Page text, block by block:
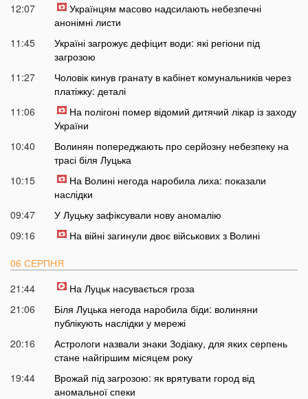
12:07
Українцям масово надсилають небезпечні
анонімні листи
11:45
Україні загрожує дефіцит води: які регіони під
загрозою
11:27
Чоловік кинув гранату в кабінет комунальників через
платіжку: деталі
11:06
На полігоні помер відомий дитячий лікар із заходу
України
10:40
Волинян попереджають про серйозну небезпеку на
трасі біля Луцька
10:15
На Волині негода наробила лиха: показали
наслідки
09:47
У Луцьку зафіксували нову аномалію
09:16
На війні загинули двоє військових з Волині
06 СЕРПНЯ
21:44
На Луцьк насувається гроза
21:06
Біля Луцька негода наробила біди: волиняни
публікують наслідки у мережі
20:16
Астрологи назвали знаки Зодіаку, для яких серпень
стане найгіршим місяцем року
19:44
Врожай під загрозою: як врятувати город від
аномальної спеки